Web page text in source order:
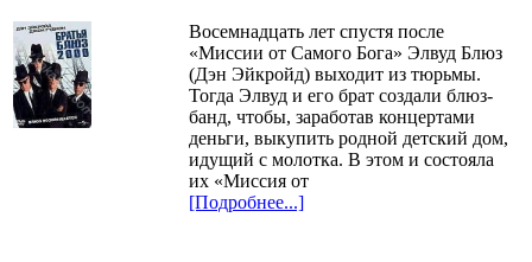
Восемнадцать лет спустя после
«Миссии от Самого Бога» Элвуд Блюз
(Дэн Эйкройд) выходит из тюрьмы.
Тогда Элвуд и его брат создали блюз-
банд, чтобы, заработав концертами
деньги, выкупить родной детский дом,
идущий с молотка. В этом и состояла
их «Миссия от
[Подробнее...]